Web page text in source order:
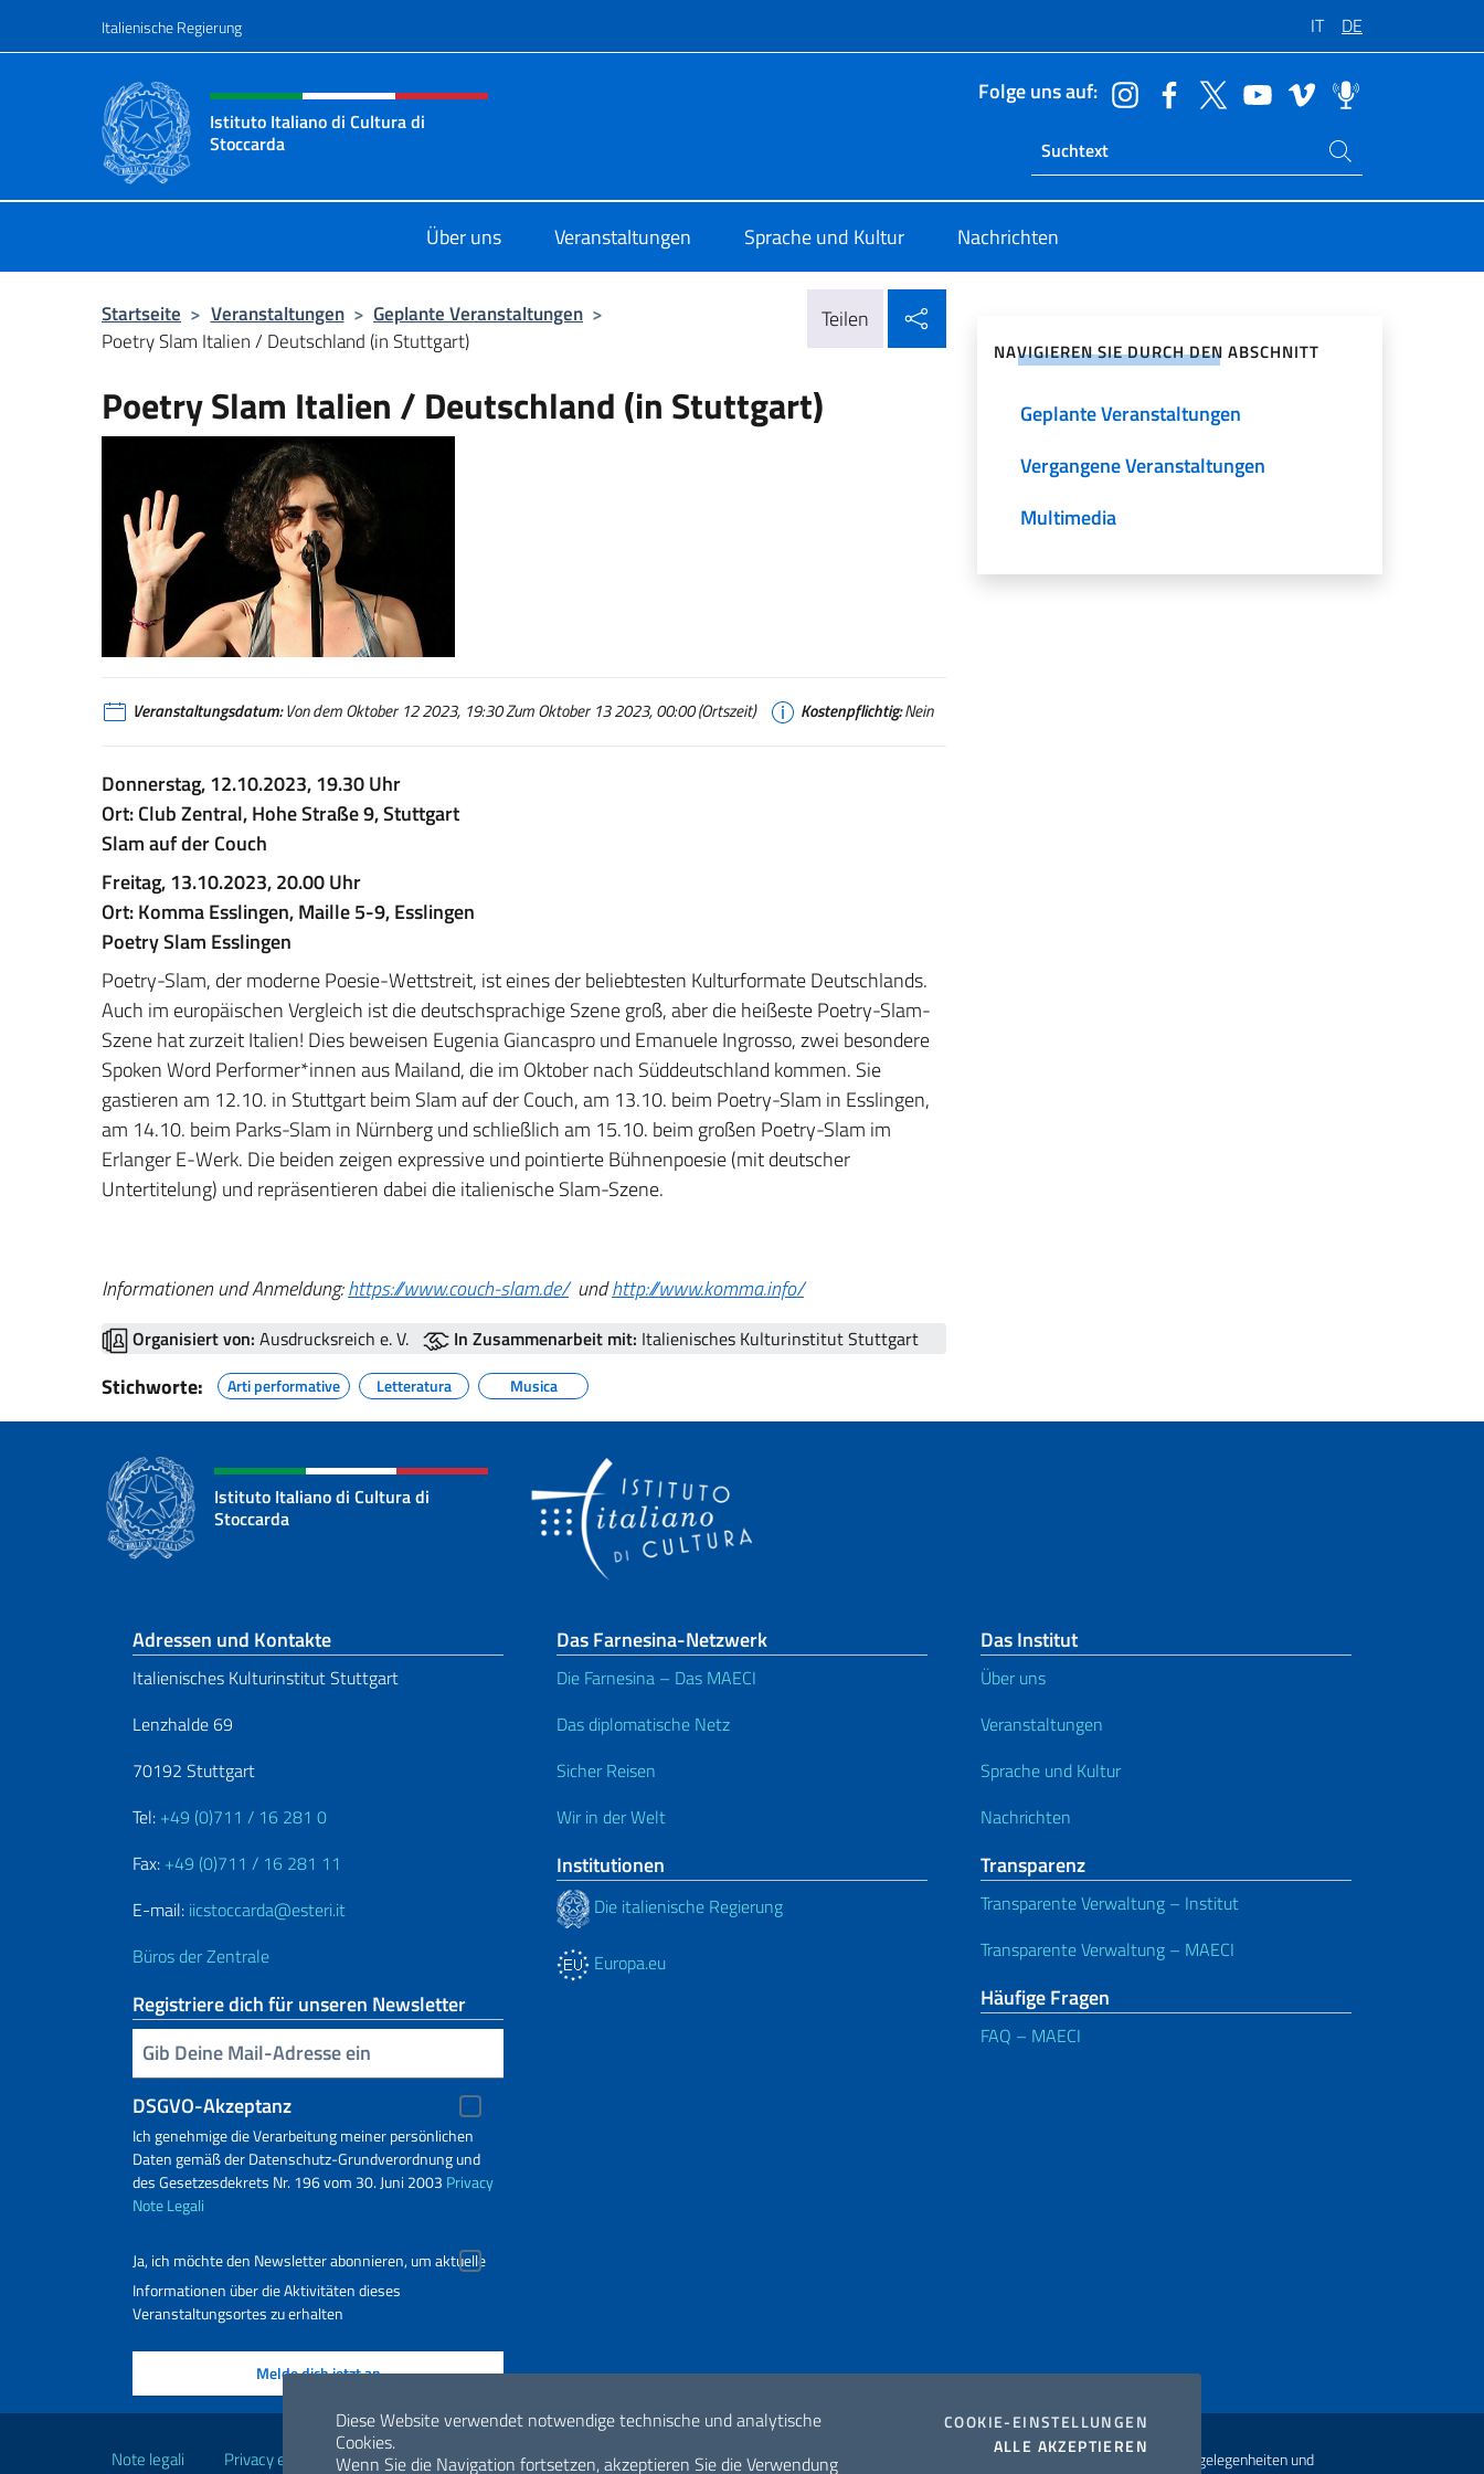
Diese Website verwendet notwendige technische und analytische
Cookies.
Wenn Sie die Navigation fortsetzen, akzeptieren Sie die Verwendung
COOKIE-EINSTELLUNGEN COOKIES
ALLE AKZEPTIEREN
Italienische Regierung IT DE
Header-Site, Social und Menü
Istituto Italiano di Cultura di
Stoccarda
Folge uns auf:
Ricerca sito live
Suchen Sie auf der Website
Über uns Veranstaltungen Sprache und Kultur Nachrichten
Startseite > Veranstaltungen > Geplante Veranstaltungen >
Poetry Slam Italien / Deutschland (in Stuttgart)
Teilen
Poetry Slam Italien / Deutschland (in Stuttgart)
Veranstaltungsdatum:Von dem Oktober 12 2023, 19:30 Zum Oktober 13 2023, 00:00 (Ortszeit) Kostenpflichtig:Nein
Donnerstag, 12.10.2023, 19.30 Uhr
Ort: Club Zentral, Hohe Straße 9, Stuttgart
Slam auf der Couch
Freitag, 13.10.2023, 20.00 Uhr
Ort: Komma Esslingen, Maille 5-9, Esslingen
Poetry Slam Esslingen
Poetry-Slam, der moderne Poesie-Wettstreit, ist eines der beliebtesten Kulturformate Deutschlands.
Auch im europäischen Vergleich ist die deutschsprachige Szene groß, aber die heißeste Poetry-Slam-
Szene hat zurzeit Italien! Dies beweisen Eugenia Giancaspro und Emanuele Ingrosso, zwei besondere
Spoken Word Performer*innen aus Mailand, die im Oktober nach Süddeutschland kommen. Sie
gastieren am 12.10. in Stuttgart beim Slam auf der Couch, am 13.10. beim Poetry-Slam in Esslingen,
am 14.10. beim Parks-Slam in Nürnberg und schließlich am 15.10. beim großen Poetry-Slam im
Erlanger E-Werk. Die beiden zeigen expressive und pointierte Bühnenpoesie (mit deutscher
Untertitelung) und repräsentieren dabei die italienische Slam-Szene.
Informationen und Anmeldung:https://www.couch-slam.de/undhttp://www.komma.info/
Organisiert von: Ausdrucksreich e. V. In Zusammenarbeit mit: Italienisches Kulturinstitut Stuttgart
Stichworte: Arti performative Letteratura Musica
NAVIGIEREN SIE DURCH DEN ABSCHNITT
Geplante Veranstaltungen
Vergangene Veranstaltungen
Multimedia
Istituto Italiano di Cultura di
Stoccarda
Fußbereich
Adressen und Kontakte
Italienisches Kulturinstitut Stuttgart
Lenzhalde 69
70192 Stuttgart
Tel: +49 (0)711 / 16 281 0
Fax: +49 (0)711 / 16 281 11
E-mail: iicstoccarda@esteri.it
Büros der Zentrale
Registriere dich für unseren Newsletter
Geben Sie Ihre E-Mail ein
DSGVO-Akzeptanz
Ich genehmige die Verarbeitung meiner persönlichen
Daten gemäß der Datenschutz-Grundverordnung und
des Gesetzesdekrets Nr. 196 vom 30. Juni 2003 Privacy
Note Legali
Ja, ich möchte den Newsletter abonnieren, um aktuelle
Informationen über die Aktivitäten dieses
Veranstaltungsortes zu erhalten
Das Farnesina-Netzwerk
Die Farnesina – Das MAECI
Das diplomatische Netz
Sicher Reisen
Wir in der Welt
Institutionen
Die italienische Regierung
Europa.eu
Das Institut
Über uns
Veranstaltungen
Sprache und Kultur
Nachrichten
Transparenz
Transparente Verwaltung – Institut
Transparente Verwaltung – MAECI
Häufige Fragen
FAQ – MAECI
Note legali Privacy e cookie policy Dichiarazione di accessibilità 2026 Urheberrecht Ministerium für auswärtige Angelegenheiten und